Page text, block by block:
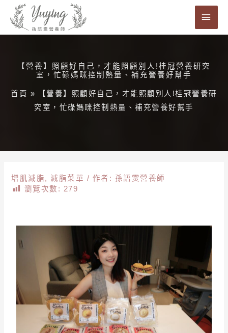
主
主
要
【營養】照顧好自己，才能照顧別人!桂冠營養研究
室，忙碌媽咪控制熱量、補充營養好幫手
首頁 »
【營養】照顧好自己，才能照顧別人!桂冠營養研
究室，忙碌媽咪控制熱量、補充營養好幫手
增肌減脂,減脂菜單 / 作者: 孫語霙營養師
瀏覽次數: 279